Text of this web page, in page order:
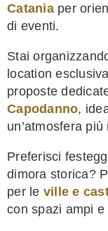
Cataniaper
di eventi.
Stai
location
proposte
Capodanno,
un’atmosfera
Preferisci
dimora storica?
per le ville e
con spazi ampi